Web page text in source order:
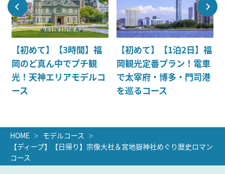
【初めて】【3時間】福
岡のど真ん中でプチ観
光！天神エリアモデルコ
ース
【初めて】【1泊2日】福
岡観光定番プラン！電車
で太宰府・博多・門司港
を巡るコース
HOME
モデルコース
【ディープ】【日帰り】宗像大社＆宮地嶽神社めぐり歴史ロマン
コース